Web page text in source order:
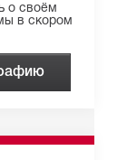
о своём
в скором